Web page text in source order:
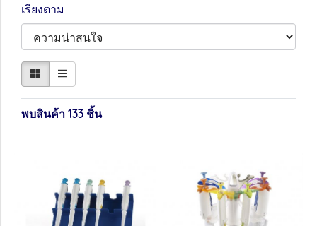
เรียงตาม
พบสินค้า 133 ชิ้น